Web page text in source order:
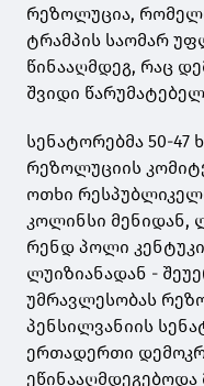
რეზოლუცია,
ტრამპის საომარ
წინააღმდეგ, რაც
შვიდი
სენატორებმა 50-47
რეზოლუციის
ოთხი
კოლინსი მენიდან,
რენდ პოლი
ლუიზიანადან -
უმრავლესობას
პენსილვანიის
ერთადერთი
ეწინააღმდეგებოდა